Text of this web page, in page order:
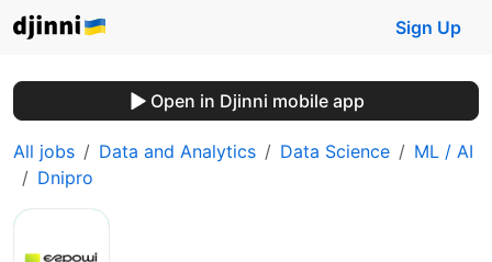
Sign Up
Open in Djinni mobile app
All jobs Data and Analytics Data Science
ML / AI
Dnipro